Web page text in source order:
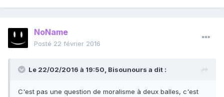
NoName
Posté 22 février 2016
Le 22/02/2016 à 19:50, Bisounours a dit :
C'est pas une question de moralisme à deux balles, c'est